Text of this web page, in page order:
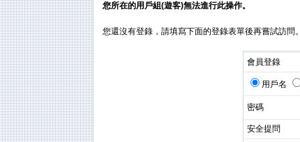
您所在的用戶組(遊客)無法進行此操作。
您還沒有登錄，請填寫下面的登錄表單後再嘗試訪問。
會員登錄
用戶名
密碼
安全提問